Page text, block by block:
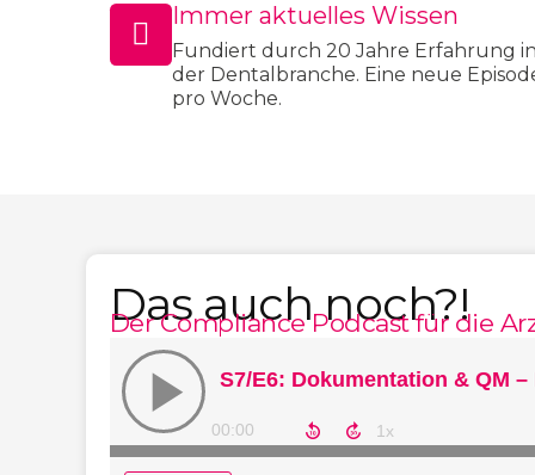
Immer aktuelles Wissen
Fundiert durch 20 Jahre Erfahrung in
der Dentalbranche. Eine neue
pro Woche.
Das auch noch?!
Der Compliance Podcast für die